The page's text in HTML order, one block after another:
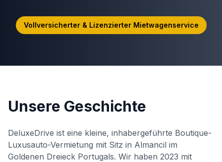
Angebot anfordern
Vollversicherter & Lizenzierter Mietwagenservice
Unsere Geschichte
DeluxeDrive ist eine kleine, inhabergeführte Boutique-
Luxusauto-Vermietung mit Sitz in Almancil im
Goldenen Dreieck Portugals. Wir haben 2023 mit